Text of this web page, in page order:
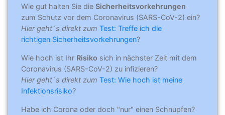
Wie gut halten Sie die Sicherheitsvorkehrungen
zum Schutz vor dem Coronavirus (SARS-CoV-2) ein?
Hier geht´s direkt zum Test: Treffe ich die
richtigen Sicherheitsvorkehrungen?
Wie hoch ist Ihr Risiko sich in nächster Zeit mit dem
Coronavirus (SARS-CoV-2) zu infizieren?
Hier geht´s direkt zum Test: Wie hoch ist meine
Infektionsrisiko?
Habe ich Corona oder doch "nur" einen Schnupfen?